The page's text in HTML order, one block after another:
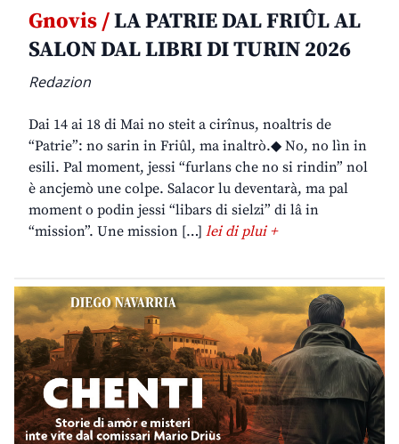
Gnovis /LA PATRIE DAL FRIÛL AL
SALON DAL LIBRI DI TURIN 2026
Redazion
Dai 14 ai 18 di Mai no steit a cirînus, noaltris de
“Patrie”: no sarin in Friûl, ma inaltrò.◆ No, no lìn in
esili. Pal moment, jessi “furlans che no si rindin” nol
è ancjemò une colpe. Salacor lu deventarà, ma pal
moment o podin jessi “libars di sielzi” di lâ in
“mission”. Une mission […] lei di plui +